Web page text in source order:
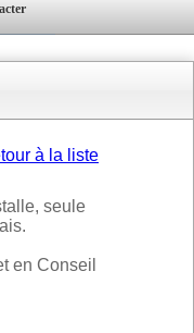
à la liste
seule
en Conseil